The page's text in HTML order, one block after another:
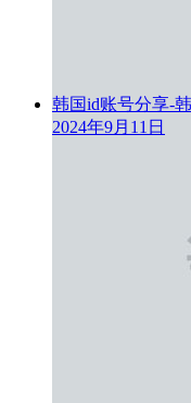
韩国id账号分享-
2024年9月11日